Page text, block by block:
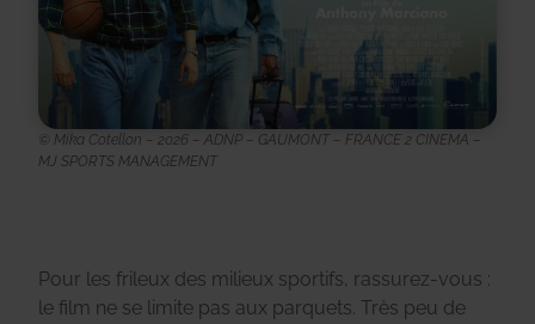
© Mika Cotellon – 2026 – ADNP – GAUMONT – FRANCE 2 CINEMA –
MJ SPORTS MANAGEMENT
Pour les frileux des milieux sportifs, rassurez-vous :
le film ne se limite pas aux parquets. Très peu de